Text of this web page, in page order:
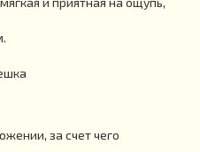
за счет чего